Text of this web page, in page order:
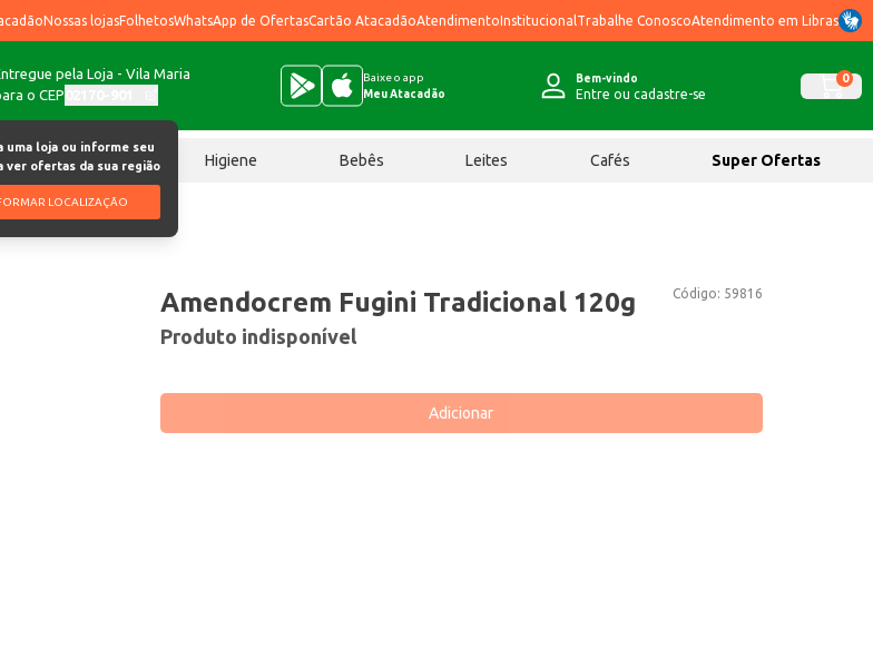
Nossas lojasFolhetosWhatsApp de OfertasCartão AtacadãoAtendimentoInstitucional Trabalhe ConoscoAtendimento em Libras
pela Loja - Vila Maria
o CEP
uma loja ou informe seu
ver ofertas da sua região
LOCALIZAÇÃO
Baixe o app
Meu Atacadão
Bem-vindo
Entre ou cadastre-se
0
Chocolates Higiene Bebês Leites Cafés Super Ofertas
Código: 59816
Amendocrem Fugini Tradicional 120g
Produto indisponível
Adicionar